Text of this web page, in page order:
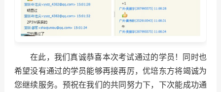
在此，我们真诚恭喜本次考试通过的学员！同时也
希望没有通过的学员能够再接再厉，优培东方将竭诚为
您继续服务。预祝在我们的共同努力下，下次能成功通